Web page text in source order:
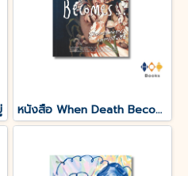
หนังสือ When Death Becomes เมื่อความตายกลายเป็นอื่น